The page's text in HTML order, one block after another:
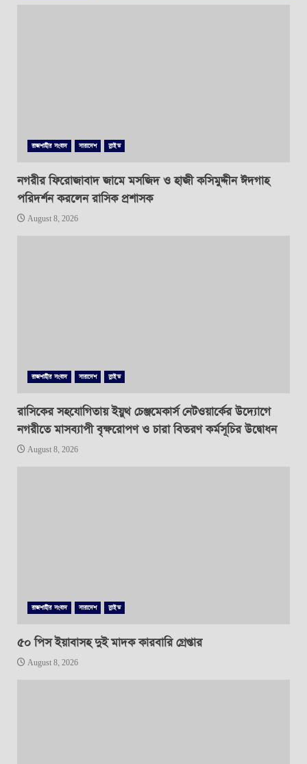
রাজশাহীর সংবাদ সারাদেশ স্লাইড
নগরীর ফিরোজাবাদ জামে মসজিদ ও হাজী কসিমুদ্দীন ঈদগাহ
পরিদর্শন করলেন রাসিক প্রশাসক
August 8, 2026
রাজশাহীর সংবাদ সারাদেশ স্লাইড
রাসিকের সহযোগিতায় ইয়ুথ চেঞ্জমেকার্স নেটওয়ার্কের উদ্যোগে
নগরীতে মাসব্যাপী বৃক্ষরোপণ ও চারা বিতরণ কর্মসূচির উদ্বোধন
August 8, 2026
রাজশাহীর সংবাদ সারাদেশ স্লাইড
৫০ পিস ইয়াবাসহ দুই মাদক কারবারি গ্রেপ্তার
August 8, 2026